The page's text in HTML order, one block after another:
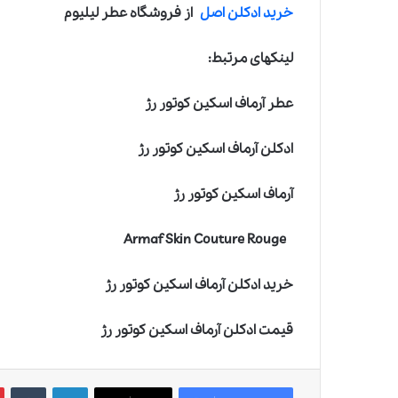
خرید ادکلن اصل از فروشگاه عطر لیلیوم
لینکهای مرتبط:
عطر آرماف اسکین کوتور رژ
ادکلن آرماف اسکین کوتور رژ
آرماف اسکین کوتور رژ
خرید ادکلن آرماف اسکین کوتور رژ
قیمت ادکلن آرماف اسکین کوتور رژ
لینکدین ‫تامبلر